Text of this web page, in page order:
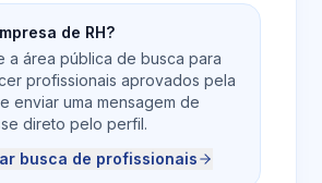
de RH?
a área pública de busca para
profissionais aprovados pela
enviar uma mensagem de
direto pelo perfil.
busca de profissionais